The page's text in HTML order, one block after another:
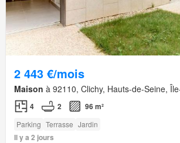
2 443 €/mois
Maison à 92110, Clichy, Hauts-de-Seine,
4 2 96 m²
Parking Terrasse Jardin
Il y a 2 jours